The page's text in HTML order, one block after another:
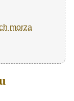
morza